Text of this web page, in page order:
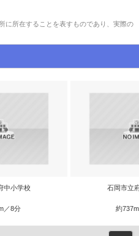
に所在することを表すものであり、実際の
中小学校
／8分
石岡市立
約